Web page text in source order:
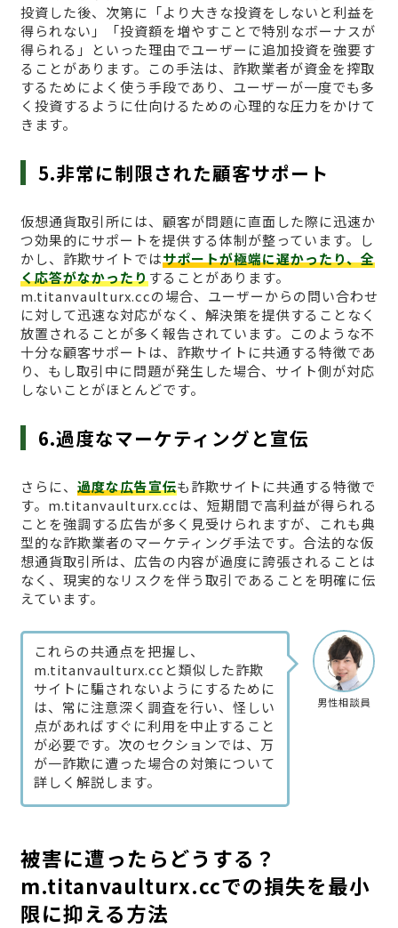
投資した後、次第に「より大きな投資をしないと利益を
得られない」「投資額を増やすことで特別なボーナスが
得られる」といった理由でユーザーに追加投資を強要す
ることがあります。この手法は、詐欺業者が資金を搾取
するためによく使う手段であり、ユーザーが一度でも多
く投資するように仕向けるための心理的な圧力をかけて
きます。
5.非常に制限された顧客サポート
仮想通貨取引所には、顧客が問題に直面した際に迅速か
つ効果的にサポートを提供する体制が整っています。し
かし、詐欺サイトではサポートが極端に遅かったり、全
く応答がなかったりすることがあります。
m.titanvaulturx.ccの場合、ユーザーからの問い合わせ
に対して迅速な対応がなく、解決策を提供することなく
放置されることが多く報告されています。このような不
十分な顧客サポートは、詐欺サイトに共通する特徴であ
り、もし取引中に問題が発生した場合、サイト側が対応
しないことがほとんどです。
6.過度なマーケティングと宣伝
さらに、 過度な広告宣伝も詐欺サイトに共通する特徴で
す。m.titanvaulturx.ccは、短期間で高利益が得られる
ことを強調する広告が多く見受けられますが、これも典
型的な詐欺業者のマーケティング手法です。合法的な仮
想通貨取引所は、広告の内容が過度に誇張されることは
なく、現実的なリスクを伴う取引であることを明確に伝
えています。
男性相談員
これらの共通点を把握し、
m.titanvaulturx.ccと類似した詐欺
サイトに騙されないようにするために
は、常に注意深く調査を行い、怪しい
点があればすぐに利用を中止すること
が必要です。次のセクションでは、万
が一詐欺に遭った場合の対策について
詳しく解説します。
被害に遭ったらどうする？
m.titanvaulturx.ccでの損失を最小
限に抑える方法